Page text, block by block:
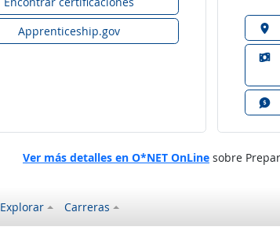
Apprenticeship.gov
Ver más detalles en O*NET OnLine sobre
Explorar Carreras